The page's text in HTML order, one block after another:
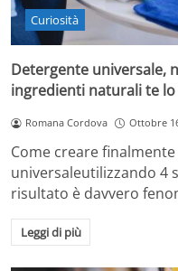
Curiosità
Detergente universale,
ingredienti naturali te lo
Romana Cordova Ottobre
Come creare
universaleutilizzando 4
risultato è davvero
Leggi di più